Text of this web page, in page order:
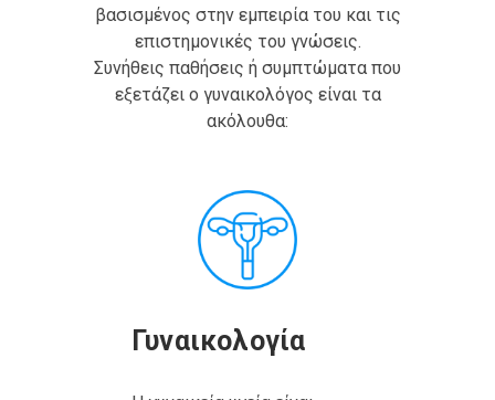
βασισμένος στην εμπειρία του και τις
επιστημονικές του γνώσεις.
Συνήθεις παθήσεις ή συμπτώματα που
εξετάζει ο γυναικολόγος είναι τα
ακόλουθα:
Γυναικολογία